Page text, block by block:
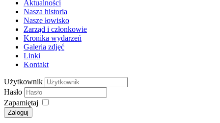
Aktualności
Nasza historia
Nasze łowisko
Zarząd i członkowie
Kronika wydarzeń
Galeria zdjęć
Linki
Kontakt
Użytkownik
Hasło
Zapamiętaj